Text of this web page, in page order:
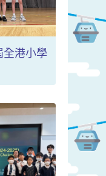
全港小學